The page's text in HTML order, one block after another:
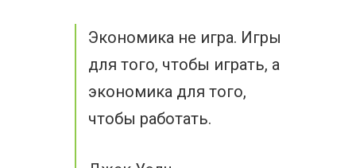
Экономика не игра. Игры
для того, чтобы играть, а
экономика для того,
чтобы работать.